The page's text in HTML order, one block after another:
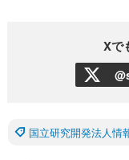
Xで
国立研究開発法人情